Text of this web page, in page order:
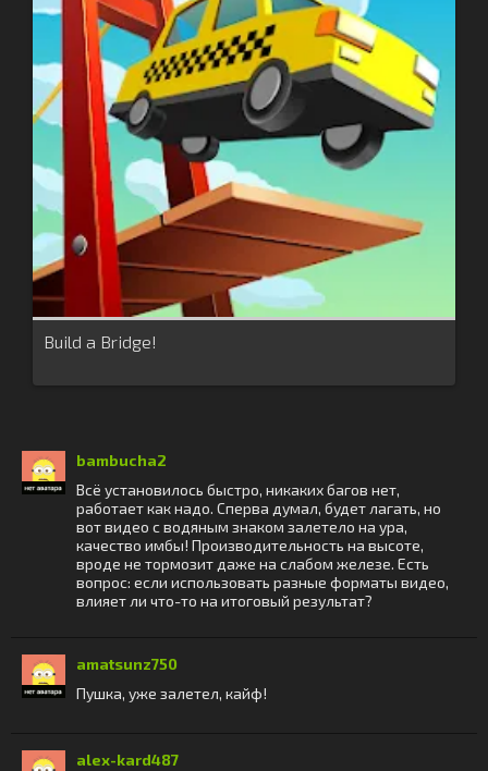
Build a Bridge!
bambucha2
Всё установилось быстро, никаких багов нет,
работает как надо. Сперва думал, будет лагать, но
вот видео с водяным знаком залетело на ура,
качество имбы! Производительность на высоте,
вроде не тормозит даже на слабом железе. Есть
вопрос: если использовать разные форматы видео,
влияет ли что-то на итоговый результат?
amatsunz750
Пушка, уже залетел, кайф!
alex-kard487